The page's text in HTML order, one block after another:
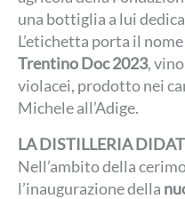
una bottiglia a lui
L’etichetta porta il
Trentino Doc 2023,
violacei, prodotto nei
Michele all’Adige.
LA DISTILLERIA
Nell’ambito della
l’inaugurazione della